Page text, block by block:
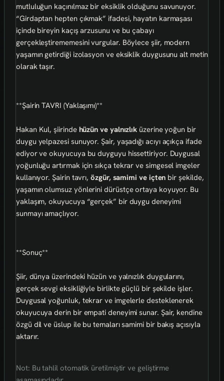
mutluluğun kaçınılmaz bir eksiklik olduğunu savunuyor.
“Girdaptan hepten çıkmak” ifadesi, hayatın karmaşası
içinde bireyin kaçış arzusunu ve bu çabayı
gerçekleştirememesini vurgular. Böylece şiir, modern
yaşamın getirdiği izolasyon ve eksiklik duygusunu alt metin
olarak taşır.
**Şairin TAVRI (Yaklaşımı)**
Hakan Kul, şiirinde hüzün ve yalnızlık üzerine yoğun bir
duygu yelpazesi sunuyor. Şair, yaşadığı acıyı açıkça ifade
ediyor ve okuyucuya bu duyguyu hissettiriyor. Duygusal
yoğunluğu artırmak için sıkça tekrar ve simgesel imgeler
kullanıyor. Şairin tavrı,özgür, samimi ve içten bir şekilde,
yaşamın olumsuz yönlerini dürüstçe ortaya koyuyor. Bu
yaklaşım, okuyucuya “gerçek” bir duygu deneyimi
sunmayı amaçlıyor.
**Sonuç**
Şiir, dünya üzerindeki hüzün ve yalnızlık duygularını,
gerçek sevgi eksikliğiyle birlikte güçlü bir şekilde işler.
Duygusal yoğunluk, tekrar ve imgelerle desteklenerek
okuyucuya derin bir empati deneyimi sunar. Şair, kendine
özgü dil ve üslup ile bu temaları samimi bir bakış açısıyla
aktarır.
Not: Bu tahlil otomatik üretilmiştir ve geliştirme